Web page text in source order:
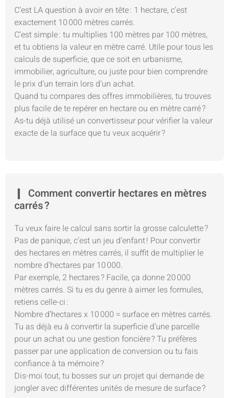
C’est LA question à avoir en tête : 1 hectare, c’est
exactement 10 000 mètres carrés.
C’est simple : tu multiplies 100 mètres par 100 mètres,
et tu obtiens la valeur en mètre carré. Utile pour tous les
calculs de superficie, que ce soit en urbanisme,
immobilier, agriculture, ou juste pour bien comprendre
le prix d’un terrain lors d’un achat.
Quand tu compares des offres immobilières, tu trouves
plus facile de te repérer en hectare ou en mètre carré ?
As-tu déjà utilisé un convertisseur pour vérifier la valeur
exacte de la surface que tu veux acquérir ?
Comment convertir hectares en mètres
carrés ?
Tu veux faire le calcul sans sortir la grosse calculette ?
Pas de panique, c’est un jeu d’enfant ! Pour convertir
des hectares en mètres carrés, il suffit de multiplier le
nombre d’hectares par 10 000.
Par exemple, 2 hectares ? Facile, ça donne 20 000
mètres carrés. Si tu es du genre à aimer les formules,
retiens celle-ci :
Nombre d’hectares x 10 000 = surface en mètres carrés.
Tu as déjà eu à convertir la superficie d’une parcelle
pour un achat ou une gestion foncière ? Tu préfères
passer par une application de conversion ou tu fais
confiance à ta mémoire ?
Dis-moi tout, tu bosses sur un projet qui demande de
jongler avec différentes unités de mesure de surface ?